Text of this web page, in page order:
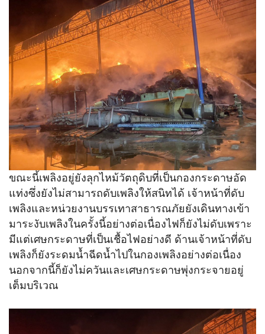
ขณะนี้เพลิงอยู่ยังลุกไหม้วัตถุดิบที่เป็นกองกระดาษอัด
แท่งซึ่งยังไม่สามารถดับเพลิงให้สนิทได้ เจ้าหน้าที่ดับ
เพลิงและหน่วยงานบรรเทาสาธารณภัยยังเดินทางเข้า
มาระงับเพลิงในครั้งนี้อย่างต่อเนื่องไฟก็ยังไม่ดับเพราะ
มีแต่เศษกระดาษที่เป็นเชื้อไฟอย่างดี ด้านเจ้าหน้าที่ดับ
เพลิงก็ยังระดมน้ำฉีดน้ำไปในกองเพลิงอย่างต่อเนื่อง
นอกจากนี้ก็ยังไม่ควันและเศษกระดาษพุ่งกระจายอยู่
เต็มบริเวณ